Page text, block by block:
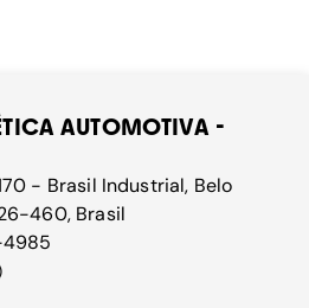
AUTOMOTIVA -
- Brasil Industrial, Belo
460, Brasil
4985